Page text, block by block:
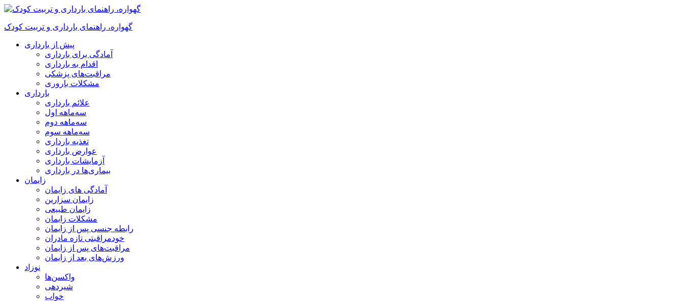
گهواره، راهنمای بارداری و تربیت کودک
پیش از بارداری
آمادگی برای بارداری
اقدام به بارداری
مراقبت‌های پزشکی
مشکلات باروری
بارداری
علائم بارداری
سه‌ماهه اول
سه‌ماهه دوم
سه‌ماهه سوم
تغذیه بارداری
عوارض بارداری
آزمایشات بارداری
بیماری‌ها در بارداری
زایمان
آمادگی های زایمان
زایمان سزارین
زایمان طبیعی
مشکلات زایمان
رابطه جنسی پس از زایمان
خودمراقبتی تازه مادران
مراقبت‌های پس از زایمان
ورزش‌های بعد از زایمان
نوزاد
واکسن‌ها
شیردهی
خواب